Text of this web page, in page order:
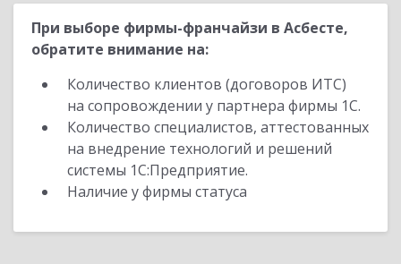
При выборе фирмы-франчайзи в Асбесте,
обратите внимание на:
Количество клиентов (договоров ИТС)
на сопровождении у партнера фирмы 1С.
Количество специалистов, аттестованных
на внедрение технологий и решений
системы 1С:Предприятие.
Наличие у фирмы статуса